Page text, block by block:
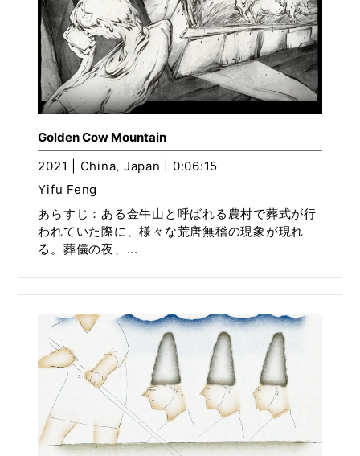
Golden Cow Mountain
2021 | China, Japan | 0:06:15
Yifu Feng
あらすじ：ある金牛山と呼ばれる農村で葬式が行
われていた際に、様々な荒唐無稽の現象が現れ
る。葬儀の夜、...